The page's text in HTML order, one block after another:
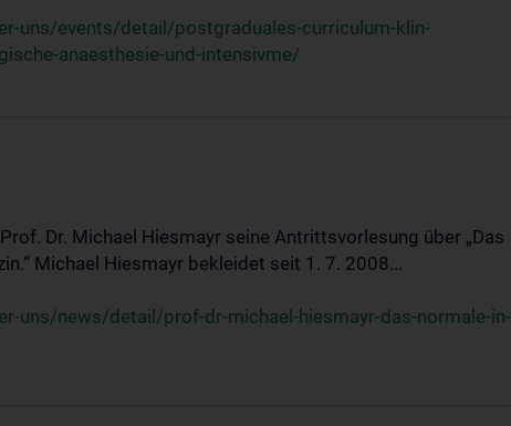
uns/events/detail/postgraduales-curriculum-klin-
anaesthesie-und-intensivme/
Dr. Michael Hiesmayr seine Antrittsvorlesung über „Das
Michael Hiesmayr bekleidet seit 1. 7. 2008...
uns/news/detail/prof-dr-michael-hiesmayr-das-normale-in-